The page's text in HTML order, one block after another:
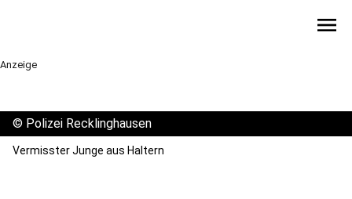
menu
Anzeige
© Polizei Recklinghausen
Vermisster Junge aus Haltern